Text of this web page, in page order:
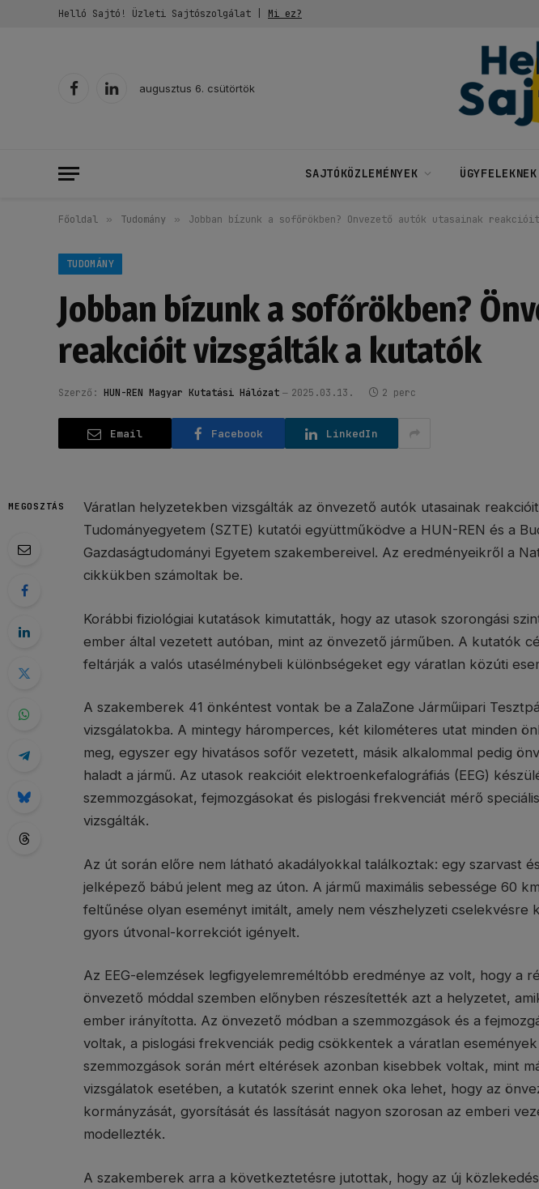
Helló Sajtó! Üzleti Sajtószolgálat | Mi ez?
FacebookLinkedIn
augusztus 6. csütörtök
SAJTÓKÖZLEMÉNYEK ÜGYFELEKNEK
Főoldal » Tudomány » Jobban bízunk a sofőrökben? Önvezető autók utasainak
TUDOMÁNY
Jobban bízunk a sofőrökben?
reakcióit vizsgálták a kutatók
Szerző: HUN-REN Magyar Kutatási Hálózat 2025.03.13. 2 perc
Email Facebook LinkedIn
MEGOSZTÁS
Váratlan helyzetekben vizsgálták az önvezető autók utasainak
Tudományegyetem (SZTE) kutatói együttműködve a HUN-REN és a
Gazdaságtudományi Egyetem szakembereivel. Az eredményeikről a
cikkükben számoltak be.
Korábbi fiziológiai kutatások kimutatták, hogy az utasok szorongási
ember által vezetett autóban, mint az önvezető járműben. A kutatók
feltárják a valós utasélménybeli különbségeket egy váratlan közúti
A szakemberek 41 önkéntest vontak be a ZalaZone Járműipari
vizsgálatokba. A mintegy háromperces, két kilométeres utat minden
meg, egyszer egy hivatásos sofőr vezetett, másik alkalommal pedig
haladt a jármű. Az utasok reakcióit elektroenkefalográfiás (EEG)
szemmozgásokat, fejmozgásokat és pislogási frekvenciát mérő
vizsgálták.
Az út során előre nem látható akadályokkal találkoztak: egy szarvast
jelképező bábú jelent meg az úton. A jármű maximális sebessége 60
feltűnése olyan eseményt imitált, amely nem vészhelyzeti cselekvésre
gyors útvonal-korrekciót igényelt.
Az EEG-elemzések legfigyelemreméltóbb eredménye az volt, hogy a
önvezető móddal szemben előnyben részesítették azt a helyzetet,
ember irányította. Az önvezető módban a szemmozgások és a
voltak, a pislogási frekvenciák pedig csökkentek a váratlan
szemmozgások során mért eltérések azonban kisebbek voltak, mint
vizsgálatok esetében, a kutatók szerint ennek oka lehet, hogy az
kormányzását, gyorsítását és lassítását nagyon szorosan az emberi
modellezték.
A szakemberek arra a következtetésre jutottak, hogy az új